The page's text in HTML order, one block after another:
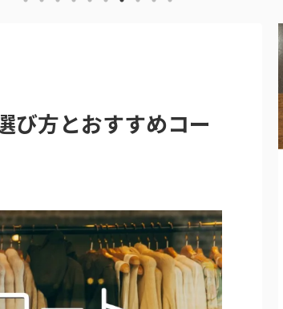
び方とおすすめコー